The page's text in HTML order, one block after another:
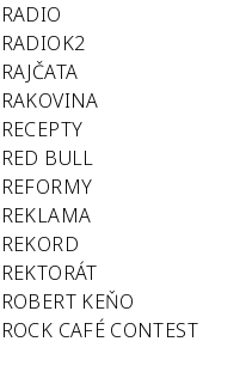
RADIO
RADIOK2
RAJČATA
RAKOVINA
RECEPTY
RED BULL
REFORMY
REKLAMA
REKORD
REKTORÁT
ROBERT KEŇO
ROCK CAFÉ CONTEST